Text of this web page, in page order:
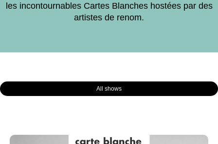
les incontournables Cartes Blanches hostées par des
artistes de renom.
All shows
Page PagePage PagePage Page